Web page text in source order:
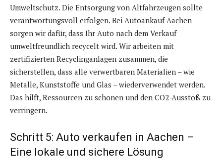
Umweltschutz. Die Entsorgung von Altfahrzeugen sollte
verantwortungsvoll erfolgen. Bei Autoankauf Aachen
sorgen wir dafür, dass Ihr Auto nach dem Verkauf
umweltfreundlich recycelt wird. Wir arbeiten mit
zertifizierten Recyclinganlagen zusammen, die
sicherstellen, dass alle verwertbaren Materialien – wie
Metalle, Kunststoffe und Glas – wiederverwendet werden.
Das hilft, Ressourcen zu schonen und den CO2-Ausstoß zu
verringern.
Schritt 5: Auto verkaufen in Aachen –
Eine lokale und sichere Lösung